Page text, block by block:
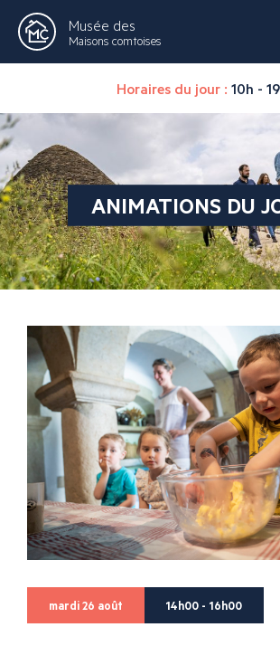
Musée des
Maisons comtoises
Horaires du jour : 10h -
ANIMATIONS DU
mardi 26 août 14h00 - 16h00